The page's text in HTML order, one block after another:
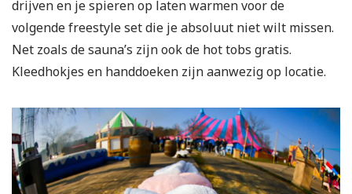
drijven en je spieren op laten warmen voor de
volgende freestyle set die je absoluut niet wilt missen.
Net zoals de sauna’s zijn ook de hot tobs gratis.
Kleedhokjes en handdoeken zijn aanwezig op locatie.